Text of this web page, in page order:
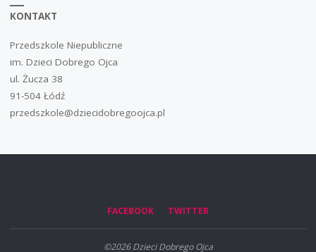
KONTAKT
Przedszkole Niepubliczne
im. Dzieci Dobrego Ojca
ul. Żucza 38
91-504 Łódź
przedszkole@dziecidobregoojca.pl
FACEBOOK TWITTER
©2026 Dzieci Dobrego Ojca